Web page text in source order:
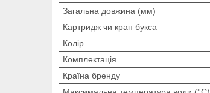
Загальна довжина (мм)
Картридж чи кран букса
Колір
Комплектація
Країна бренду